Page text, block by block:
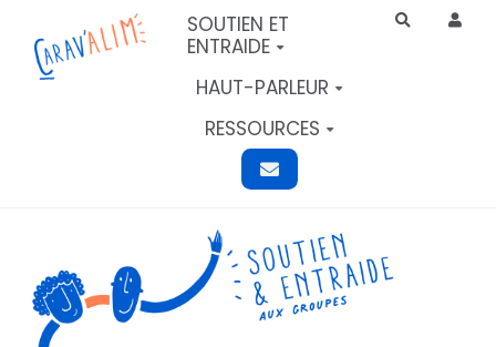
SOUTIEN ET
ENTRAIDE
HAUT-PARLEUR
RESSOURCES
Rechercher